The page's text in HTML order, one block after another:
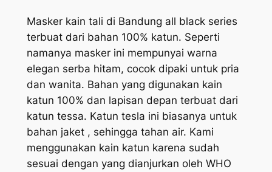
Masker kain tali di Bandung all black series
terbuat dari bahan 100% katun. Seperti
namanya masker ini mempunyai warna
elegan serba hitam, cocok dipaki untuk pria
dan wanita. Bahan yang digunakan kain
katun 100% dan lapisan depan terbuat dari
katun tessa. Katun tesla ini biasanya untuk
bahan jaket , sehingga tahan air. Kami
menggunakan kain katun karena sudah
sesuai dengan yang dianjurkan oleh WHO